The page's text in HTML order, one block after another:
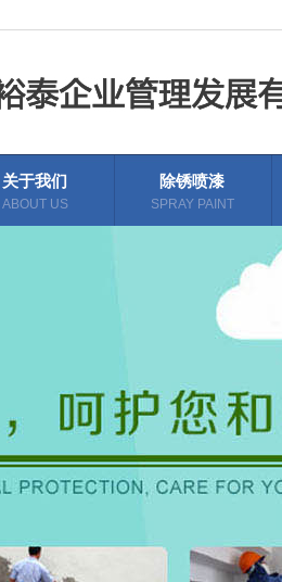
关于我们
ABOUT US
除锈喷漆
SPRAY PAINT